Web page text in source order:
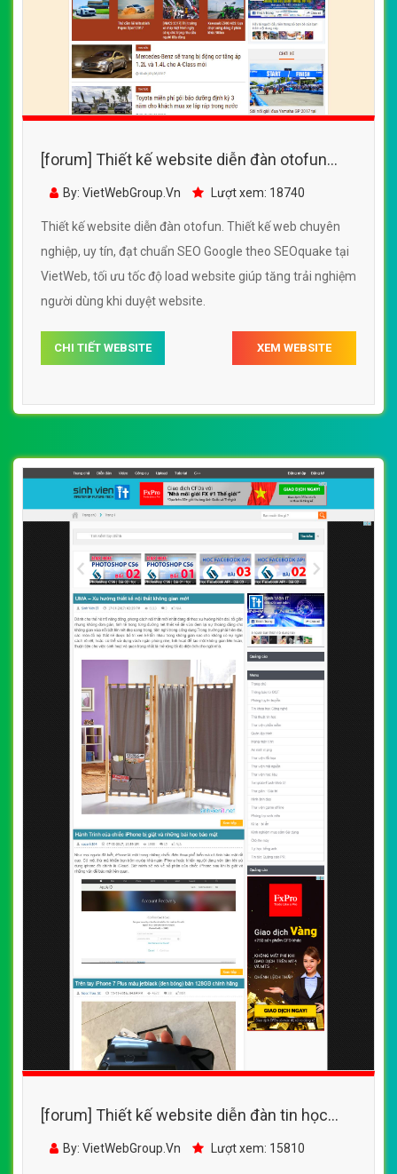
[forum] Thiết kế website diễn đàn otofun
đẹp, chuyên nghiệp chuẩn SEO
By: VietWebGroup.Vn Lượt xem: 18740
Thiết kế website diễn đàn otofun. Thiết kế web chuyên
nghiệp, uy tín, đạt chuẩn SEO Google theo SEOquake tại
VietWeb, tối ưu tốc độ load website giúp tăng trải nghiệm
người dùng khi duyệt website.
CHI TIẾT WEBSITE XEM WEBSITE
[forum] Thiết kế website diễn đàn tin học
đẹp, chuyên nghiệp chuẩn SEO
By: VietWebGroup.Vn Lượt xem: 15810